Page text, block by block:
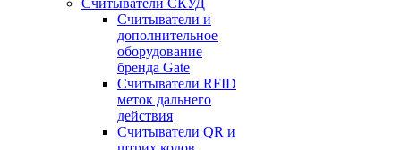
Считыватели СКУД
Считыватели и
дополнительное
оборудование
бренда Gate
Считыватели RFID
меток дальнего
действия
Считыватели QR и